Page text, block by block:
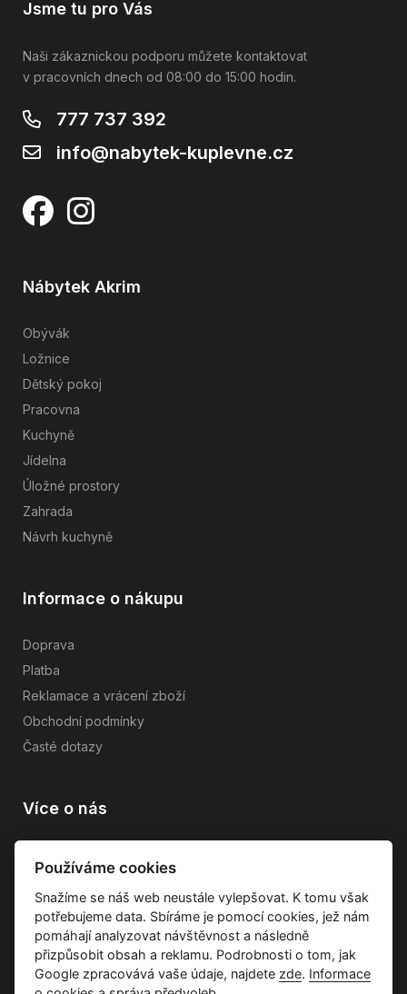
Jsme tu pro Vás
Naši zákaznickou podporu můžete kontaktovat
v pracovních dnech od 08:00 do 15:00 hodin.
777 737 392
info@nabytek-kuplevne.cz
Nábytek Akrim
Obývák
Ložnice
Dětský pokoj
Pracovna
Kuchyně
Jídelna
Úložné prostory
Zahrada
Návrh kuchyně
Informace o nákupu
Doprava
Platba
Reklamace a vrácení zboží
Obchodní podmínky
Časté dotazy
Více o nás
Průvodce tkaninami
Kontakty
Používáme cookies
Snažíme se náš web neustále vylepšovat. K tomu však
potřebujeme data. Sbíráme je pomocí cookies, jež nám
pomáhají analyzovat návštěvnost a následně
přizpůsobit obsah a reklamu. Podrobnosti o tom, jak
Google zpracovává vaše údaje, najdete zde. Informace